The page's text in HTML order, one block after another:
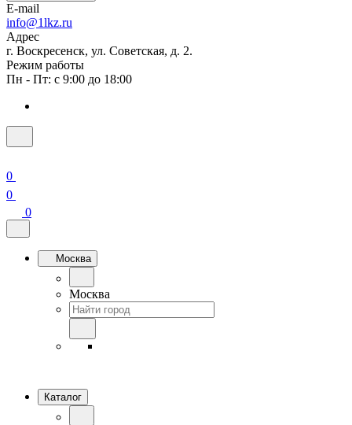
E-mail
info@1lkz.ru
Адрес
г. Воскресенск, ул. Советская, д. 2.
Режим работы
Пн - Пт: с 9:00 до 18:00
0
0
0
Москва
Москва
Каталог